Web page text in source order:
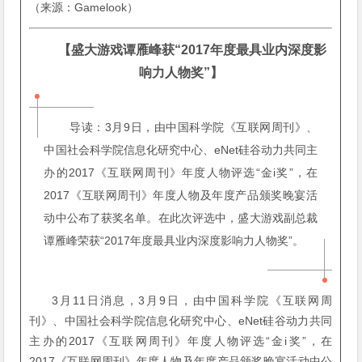
（来源：Gamelook）
【盛大游戏谭雁峰获“2017年度最具业内深度影
响力人物奖”】
导读：3月9日，由中国科学院《互联网周刊》、
中国社会科学院信息化研究中心、eNet硅谷动力共同主
办的2017《互联网周刊》年度人物评选“金i奖”，在
2017《互联网周刊》年度人物及年度产品颁奖晚宴活
动中公布了获奖名单。在此次评选中，盛大游戏副总裁
谭雁峰荣获“2017年度最具业内深度影响力人物奖”。
3月11日消息，3月9日，由中国科学院《互联网周
刊》、中国社会科学院信息化研究中心、eNet硅谷动力共同
主办的2017《互联网周刊》年度人物评选“金i奖”，在